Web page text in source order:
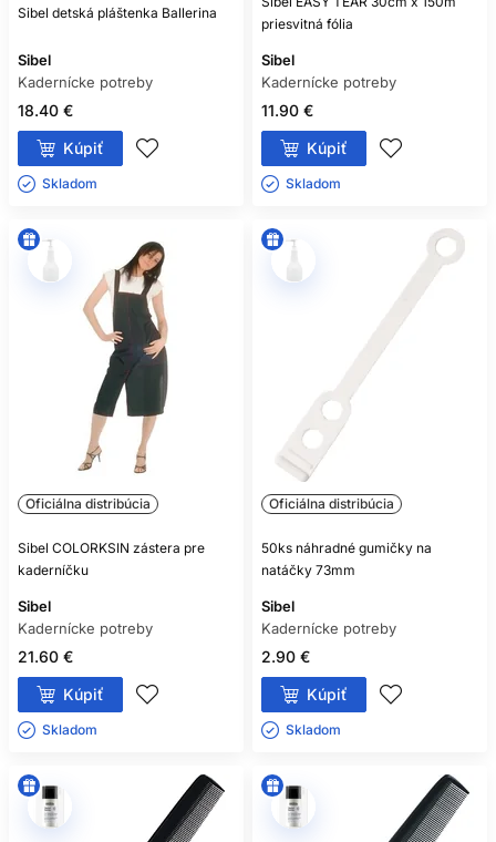
Sibel detská pláštenka Ballerina
Sibel
Kadernícke potreby
18.40 €
Kúpiť
Skladom ㅤ
priesvitná fólia
Sibel
Kadernícke potreby
11.90 €
Kúpiť
Skladom ㅤ
Oficiálna distribúcia
Sibel COLORKSIN zástera pre
kaderníčku
Sibel
Kadernícke potreby
21.60 €
Kúpiť
Skladom ㅤ
Oficiálna distribúcia
50ks náhradné gumičky na
natáčky 73mm
Sibel
Kadernícke potreby
2.90 €
Kúpiť
Skladom ㅤ